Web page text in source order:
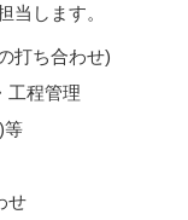
当します。
打ち合わせ)
工程管理
等
せ